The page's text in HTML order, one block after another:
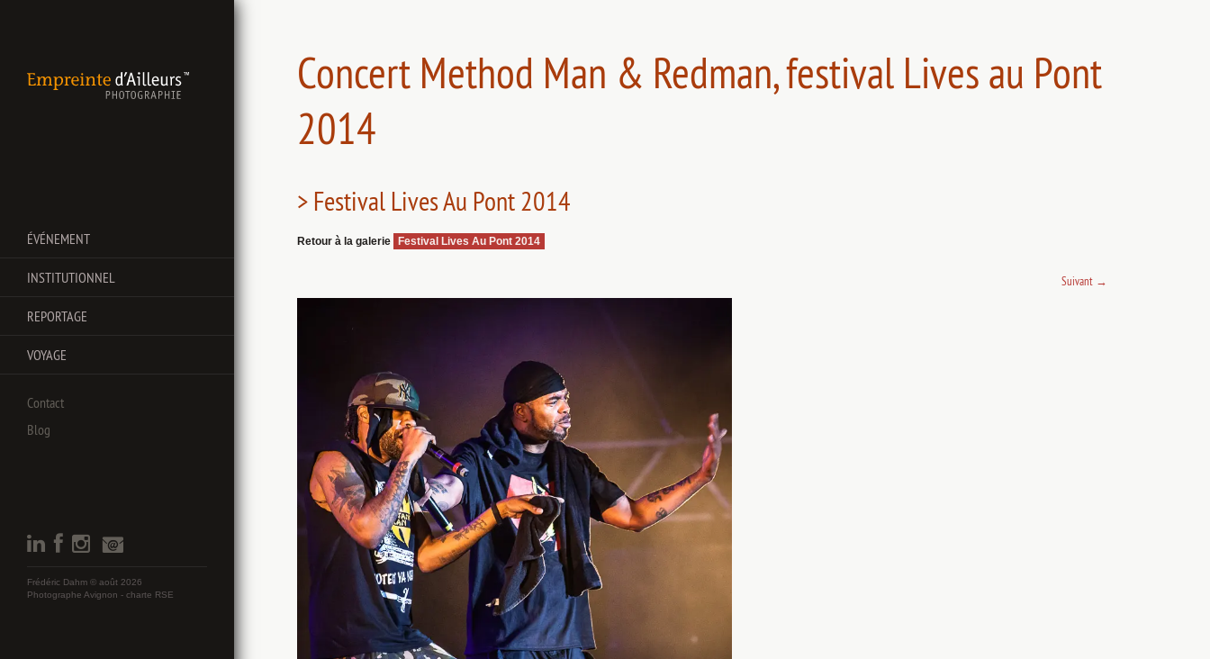
ÉVÉNEMENT
INSTITUTIONNEL
REPORTAGE
VOYAGE
Contact
Blog
Frédéric Dahm © août 2026
Photographe Avignon - charte RSE
Concert Method Man & Redman, festival Lives au Pont
2014
> Festival Lives Au Pont 2014
Retour à la galerie Festival Lives Au Pont 2014
Suivant →